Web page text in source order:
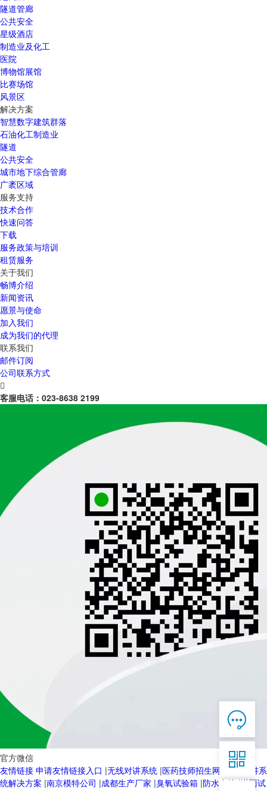
隧道管廊
公共安全
星级酒店
制造业及化工
医院
博物馆展馆
比赛场馆
风景区
解决方案
智慧数字建筑群落
石油化工制造业
隧道
公共安全
城市地下综合管廊
广袤区域
服务支持
技术合作
快速问答
下载
服务政策与培训
租赁服务
关于我们
畅博介绍
新闻资讯
愿景与使命
加入我们
成为我们的代理
联系我们
邮件订阅
公司联系方式

客服电话： 023-8638 2199
官方微信
友情链接 申请友情链接入口 |无线对讲系统 |医药技师招生网
无线对讲系
统解决方案 |南京模特公司 |成都生产厂家 |臭氧试验箱 |防水套管|淋雨试


服务热线
